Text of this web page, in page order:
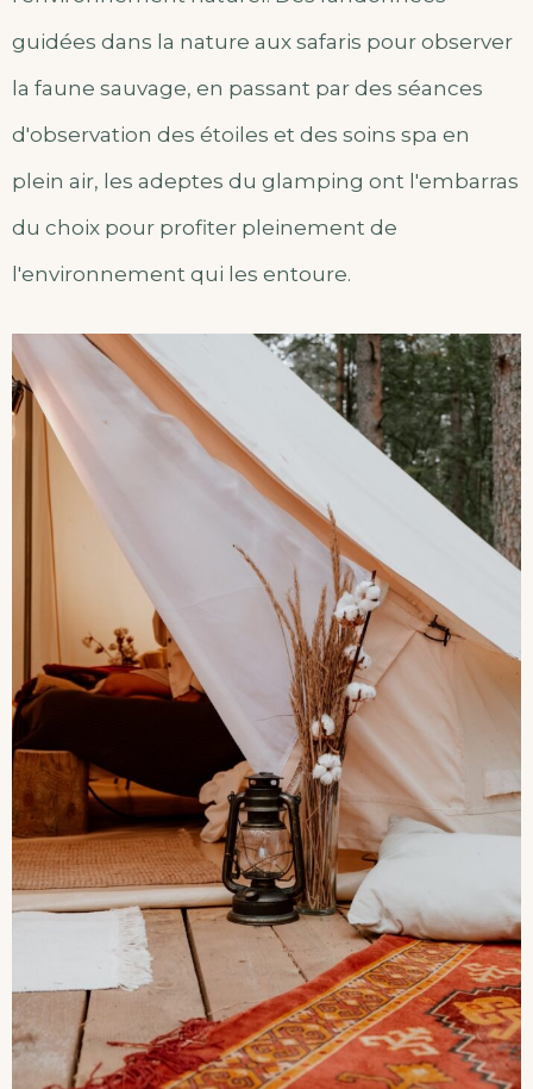
guidées dans la nature aux safaris pour observer
la faune sauvage, en passant par des séances
d'observation des étoiles et des soins spa en
plein air, les adeptes du glamping ont l'embarras
du choix pour profiter pleinement de
l'environnement qui les entoure.